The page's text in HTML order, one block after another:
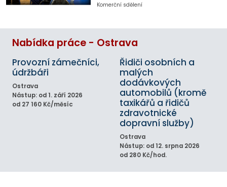
Komerční sdělení
Nabídka práce - Ostrava
Provozní zámečníci,
údržbáři
Ostrava
Nástup: od 1. září 2026
od 27 160 Kč/měsíc
Řidiči osobních a
malých
dodávkových
automobilů (kromě
taxikářů a řidičů
zdravotnické
dopravní služby)
Ostrava
Nástup: od 12. srpna 2026
od 280 Kč/hod.